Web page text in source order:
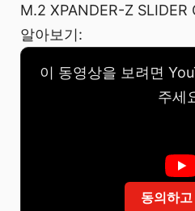
M.2 XPANDER-Z SLIDER
알아보기:
이 동영상을 보려면
주세
동의하고